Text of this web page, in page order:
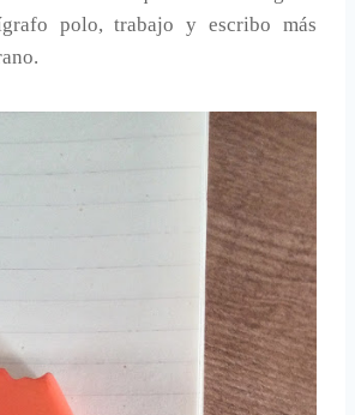
polo, trabajo y escribo más